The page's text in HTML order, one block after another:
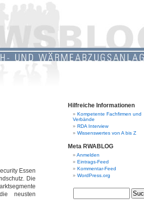
Essen
Die
neusten
Hilfreiche Informationen
Kompetente Fachfirmen und
Verbände
RDA Interview
Wissenswertes von A bis Z
Meta RWABLOG
Anmelden
Eintrags-Feed
Kommentar-Feed
WordPress.org